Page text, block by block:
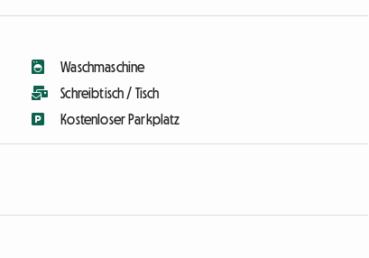
Waschmaschine
Schreibtisch / Tisch
Kostenloser Parkplatz